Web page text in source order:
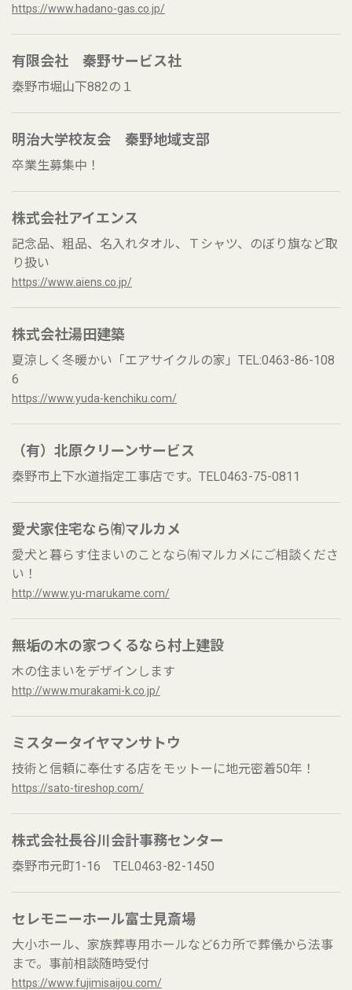
https://www.hadano-gas.co.jp/
有限会社 秦野サービス社
秦野市堀山下882の１
明治大学校友会 秦野地域支部
卒業生募集中！
株式会社アイエンス
記念品、粗品、名入れタオル、Ｔシャツ、のぼり旗など取
り扱い
https://www.aiens.co.jp/
株式会社湯田建築
夏涼しく冬暖かい「エアサイクルの家」TEL:0463-86-108
6
https://www.yuda-kenchiku.com/
（有）北原クリーンサービス
秦野市上下水道指定工事店です。TEL0463-75-0811
愛犬家住宅なら㈲マルカメ
愛犬と暮らす住まいのことなら㈲マルカメにご相談くださ
い！
http://www.yu-marukame.com/
無垢の木の家つくるなら村上建設
木の住まいをデザインします
http://www.murakami-k.co.jp/
ミスタータイヤマンサトウ
技術と信頼に奉仕する店をモットーに地元密着50年！
https://sato-tireshop.com/
株式会社長谷川会計事務センター
秦野市元町1-16 TEL0463-82-1450
セレモニーホール富士見斎場
大小ホール、家族葬専用ホールなど6カ所で葬儀から法事
まで。事前相談随時受付
https://www.fujimisaijou.com/